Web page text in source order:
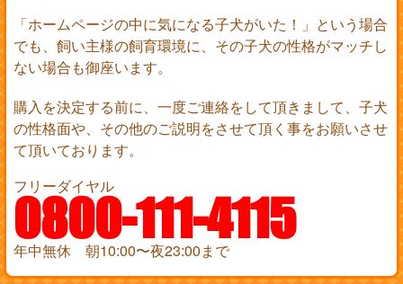
「ホームページの中に気になる子犬がいた！」という場合
でも、飼い主様の飼育環境に、その子犬の性格がマッチし
ない場合も御座います。
購入を決定する前に、一度ご連絡をして頂きまして、子犬
の性格面や、その他のご説明をさせて頂く事をお願いさせ
て頂いております。
フリーダイヤル
0800-111-4115
年中無休 朝10:00〜夜23:00まで